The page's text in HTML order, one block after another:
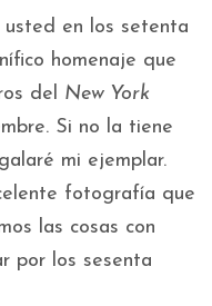
en los setenta
homenaje que
del New York
Si no la tiene
mi ejemplar.
fotografía que
las cosas con
por los sesenta